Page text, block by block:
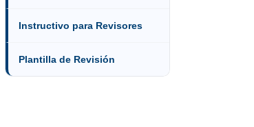
Instructivo para Revisores
Plantilla de Revisión